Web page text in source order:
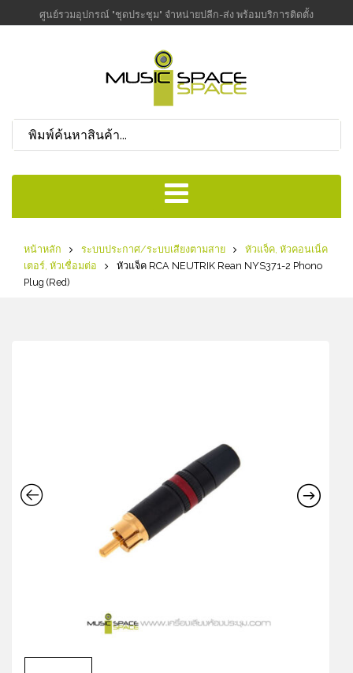
ศูนย์รวมอุปกรณ์ "ชุดประชุม" จำหน่ายปลีก-ส่ง พร้อมบริการติดตั้ง
หน้าหลัก ระบบประกาศ/ระบบเสียงตามสาย
หัวแจ็ค, หัวคอนเน็ค
เตอร์, หัวเชื่อมต่อ
หัวแจ็ค RCA NEUTRIK Rean NYS371-2 Phono
Plug (Red)